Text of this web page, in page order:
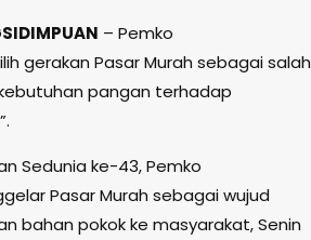
– Pemko
gerakan Pasar Murah sebagai salah
pangan terhadap
Sedunia ke-43, Pemko
Pasar Murah sebagai wujud
bahan pokok ke masyarakat, Senin